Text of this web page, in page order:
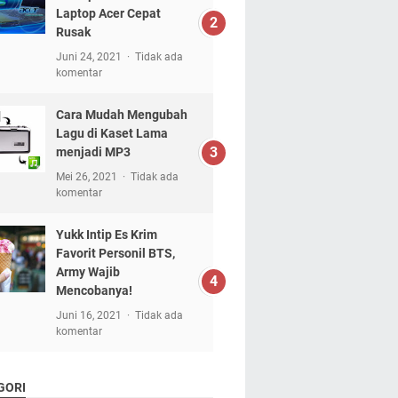
Laptop Acer Cepat
Rusak
Juni 24, 2021
Tidak ada
komentar
Cara Mudah Mengubah
Lagu di Kaset Lama
menjadi MP3
Mei 26, 2021
Tidak ada
komentar
Yukk Intip Es Krim
Favorit Personil BTS,
Army Wajib
Mencobanya!
Juni 16, 2021
Tidak ada
komentar